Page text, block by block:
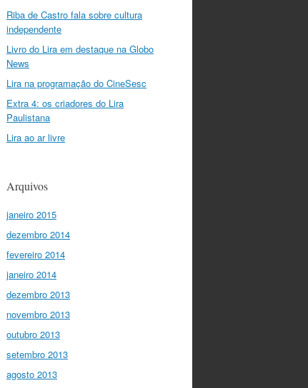
Riba de Castro fala sobre cultura
independente
Livro do Lira em destaque na Globo
News
Lira na programação do CineSesc
Extra 4: os criadores do Lira
Paulistana
Lira ao ar livre
Arquivos
janeiro 2015
dezembro 2014
fevereiro 2014
janeiro 2014
dezembro 2013
novembro 2013
outubro 2013
setembro 2013
agosto 2013